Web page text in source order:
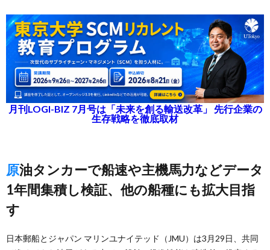
月刊LOGI-BIZ 7月号は「未来を創る輸送改革」 先行企業の
生存戦略を徹底取材
原油タンカーで船速や主機馬力などデータ
1年間集積し検証、他の船種にも拡大目指
す
日本郵船とジャパン マリンユナイテッド（JMU）は3月29日、共同